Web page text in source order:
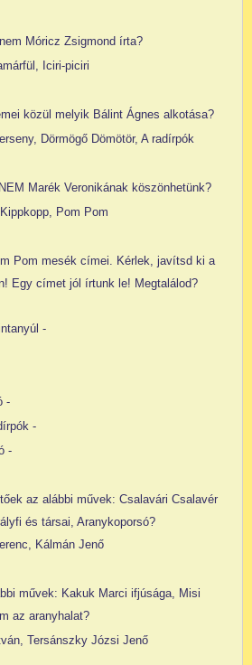
Móricz Zsigmond írta?
Iciri-piciri
közül melyik Bálint Ágnes alkotása?
Dörmögő Dömötör, A radírpók
Marék Veronikának köszönhetünk?
Pom Pom
Pom mesék címei. Kérlek, javítsd ki a
Egy címet jól írtunk le! Megtalálod?
-
-
-
-
az alábbi művek: Csalavári Csalavér
és társai, Aranykoporsó?
Kálmán Jenő
művek: Kakuk Marci ifjúsága, Misi
az aranyhalat?
Tersánszky Józsi Jenő